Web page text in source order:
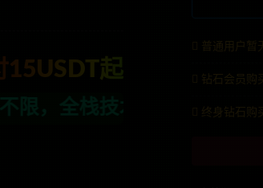
15USDT起
开发，定制，二开联系
普通用户暂
钻石会员购
终身钻石购